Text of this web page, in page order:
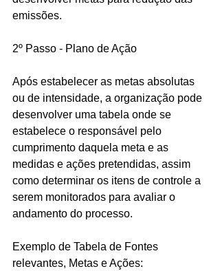
emissões.
2º Passo - Plano de Ação
Após estabelecer as metas absolutas
ou de intensidade, a organização pode
desenvolver uma tabela onde se
estabelece o responsável pelo
cumprimento daquela meta e as
medidas e ações pretendidas, assim
como determinar os itens de controle a
serem monitorados para avaliar o
andamento do processo.
Exemplo de Tabela de Fontes
relevantes, Metas e Ações: